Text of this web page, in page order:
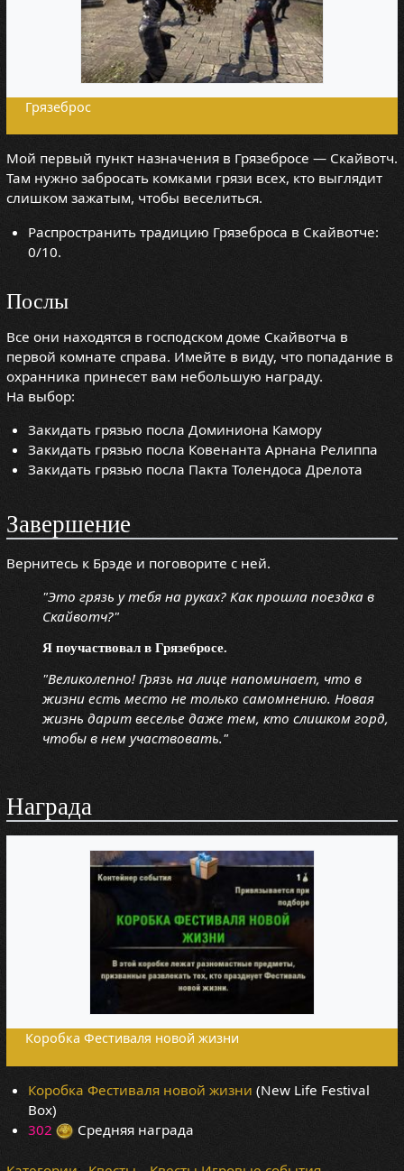
Грязеброс
Мой первый пункт назначения в Грязебросе — Скайвотч.
Там нужно забросать комками грязи всех, кто выглядит
слишком зажатым, чтобы веселиться.
Распространить традицию Грязеброса в Скайвотче:
0/10.
Послы
Все они находятся в господском доме Скайвотча в
первой комнате справа. Имейте в виду, что попадание в
охранника принесет вам небольшую награду.
На выбор:
Закидать грязью посла Доминиона Камору
Закидать грязью посла Ковенанта Арнана Релиппа
Закидать грязью посла Пакта Толендоса Дрелота
Завершение
Вернитесь к Брэде и поговорите с ней.
"Это грязь у тебя на руках? Как прошла поездка в
Скайвотч?"
Я поучаствовал в Грязебросе.
"Великолепно! Грязь на лице напоминает, что в
жизни есть место не только самомнению. Новая
жизнь дарит веселье даже тем, кто слишком горд,
чтобы в нем участвовать."
Награда
Коробка Фестиваля новой жизни
Коробка Фестиваля новой жизни (New Life Festival
Box)
302
Средняя награда